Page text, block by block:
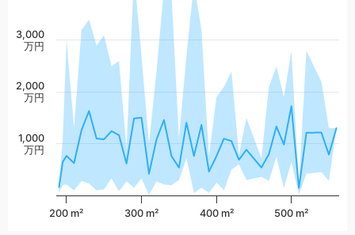
200 m² 300 m² 400 m² 500 m²
1,000
万円
2,000
万円
3,000
万円